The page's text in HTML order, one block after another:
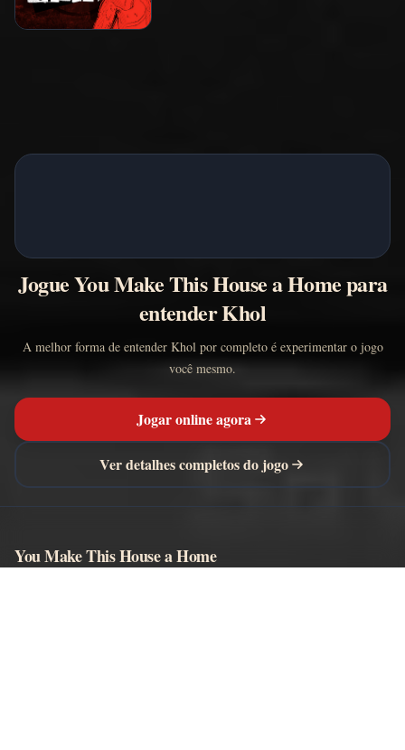
Jogue You Make This House a Home para
entender Khol
A melhor forma de entender Khol por completo é experimentar o jogo
você mesmo.
Jogar online agora
Ver detalhes completos do jogo
You Make This House a Home